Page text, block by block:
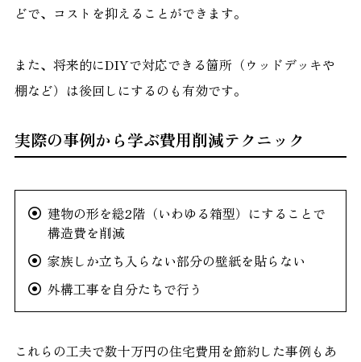
どで、コストを抑えることができます。
また、将来的にDIYで対応できる箇所（ウッドデッキや
棚など）は後回しにするのも有効です。
実際の事例から学ぶ費用削減テクニック
建物の形を総2階（いわゆる箱型）にすることで
構造費を削減
家族しか立ち入らない部分の壁紙を貼らない
外構工事を自分たちで行う
これらの工夫で数十万円の住宅費用を節約した事例もあ